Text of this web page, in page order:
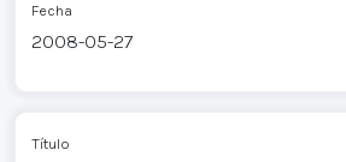
Fecha
2008-05-27
Título